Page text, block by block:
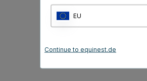
EU
Continue to equinest.de